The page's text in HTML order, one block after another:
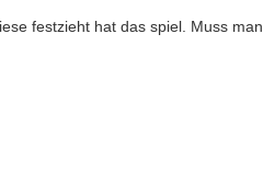
festzieht hat das spiel. Muss man